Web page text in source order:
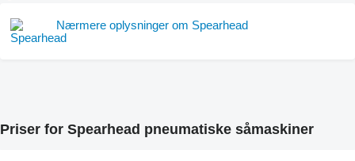
Nærmere oplysninger om Spearhead
Priser for Spearhead pneumatiske såmaskiner